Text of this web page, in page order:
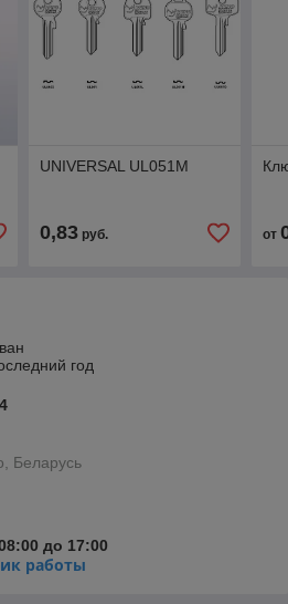
UNIVERSAL UL051M
0,83руб. от
год
Беларусь
до 17:00
работы